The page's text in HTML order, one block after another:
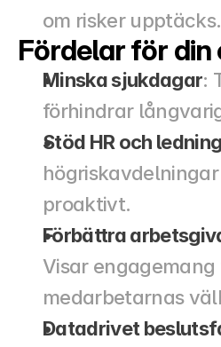
om risker upptäcks.
Fördelar för
Minska sjukdagar:
förhindrar
Stöd HR och ledning
proaktivt.
Förbättra
Visar engagemang
medarbetarnas
Datadrivet